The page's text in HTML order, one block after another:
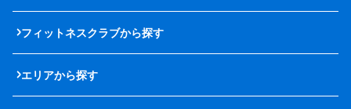
フィットネスクラブから探す
エリアから探す